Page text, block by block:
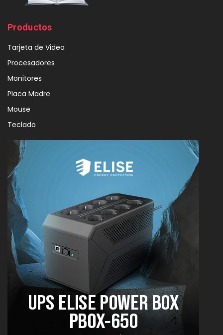
Productos
Tarjeta de Video
Procesadores
Monitores
Placa Madre
Mouse
Teclado